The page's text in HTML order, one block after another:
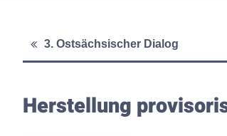
3. Ostsächsischer Dialog
Herstellung